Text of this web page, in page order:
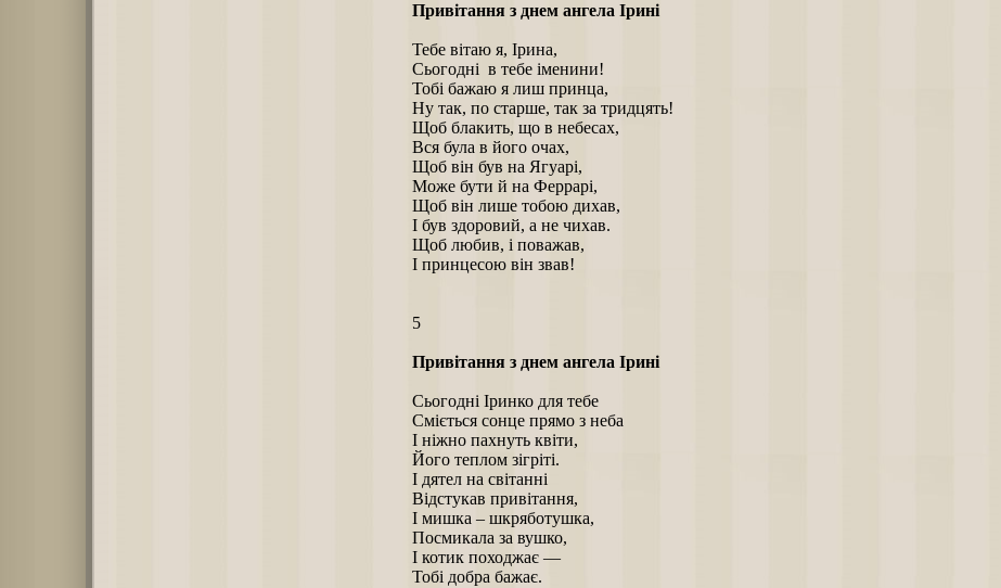
Привітання з днем ангела Ірині
Тебе вітаю я, Ірина,
Сьогодні в тебе іменини!
Тобі бажаю я лиш принца,
Ну так, по старше, так за тридцять!
Щоб блакить, що в небесах,
Вся була в його очах,
Щоб він був на Ягуарі,
Може бути й на Феррарі,
Щоб він лише тобою дихав,
І був здоровий, а не чихав.
Щоб любив, і поважав,
І принцесою він звав!
5
Привітання з днем ангела Ірині
Сьогодні Іринко для тебе
Сміється сонце прямо з неба
І ніжно пахнуть квіти,
Його теплом зігріті.
І дятел на світанні
Відстукав привітання,
І мишка – шкряботушка,
Посмикала за вушко,
І котик походжає —
Тобі добра бажає.